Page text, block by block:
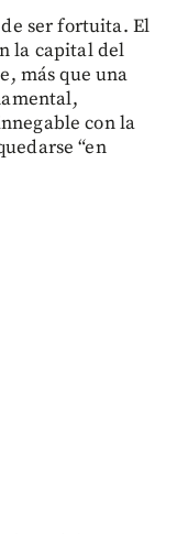
ser fortuita. El
la capital del
más que una
con la
“en